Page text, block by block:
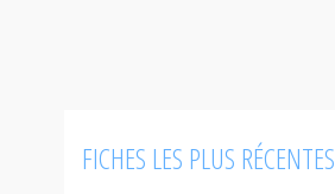
FICHES LES PLUS RÉCENTES